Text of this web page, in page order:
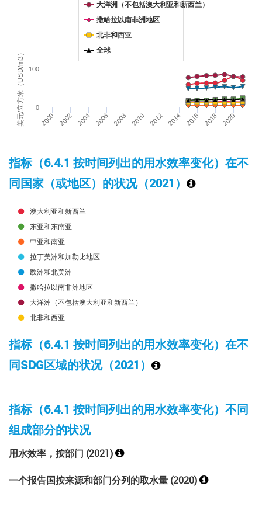
美元/立方米（USD/m3） 2000 2006 2012 2018
2002 2004 2008 2010 2014 2016 2020
0
100
大洋洲（不包括澳大利亚和新西兰）
撒哈拉以南非洲地区
北非和西亚
全球
指标（6.4.1 按时间列出的用水效率变化）在不
同国家（或地区）的状况（2021）
澳大利亚和新西兰
东亚和东南亚
中亚和南亚
拉丁美洲和加勒比地区
欧洲和北美洲
撒哈拉以南非洲地区
大洋洲（不包括澳大利亚和新西兰）
北非和西亚
指标（6.4.1 按时间列出的用水效率变化）在不
同SDG区域的状况（2021）
指标（6.4.1 按时间列出的用水效率变化）不同
组成部分的状况
用水效率，按部门 (2021)
一个报告国按来源和部门分列的取水量 (2020)